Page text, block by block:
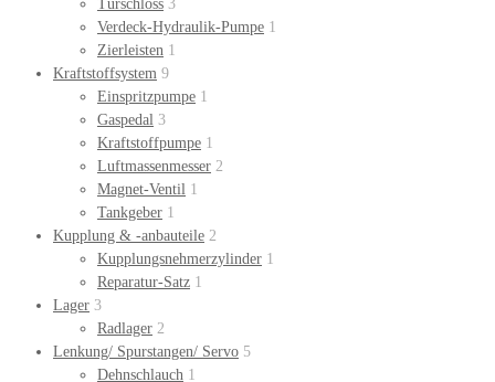
Türschloss 3
Verdeck-Hydraulik-Pumpe 1
Zierleisten 1
Kraftstoffsystem 9
Einspritzpumpe 1
Gaspedal 3
Kraftstoffpumpe 1
Luftmassenmesser 2
Magnet-Ventil 1
Tankgeber 1
Kupplung & -anbauteile 2
Kupplungsnehmerzylinder 1
Reparatur-Satz 1
Lager 3
Radlager 2
Lenkung/ Spurstangen/ Servo 5
Dehnschlauch 1